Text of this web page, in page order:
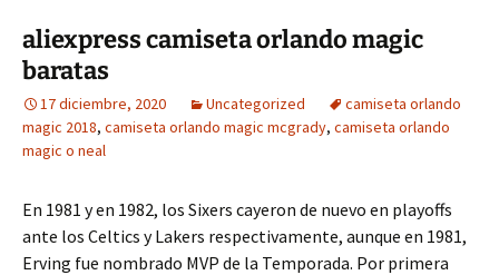
aliexpress camiseta orlando magic
baratas
17 diciembre, 2020 Uncategorized
camiseta orlando
magic 2018, camiseta orlando magic mcgrady, camiseta orlando
magic o neal
En 1981 y en 1982, los Sixers cayeron de nuevo en playoffs
ante los Celtics y Lakers respectivamente, aunque en 1981,
Erving fue nombrado MVP de la Temporada. Por primera